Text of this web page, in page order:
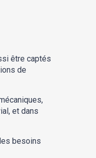
être captés
de
et dans
besoins